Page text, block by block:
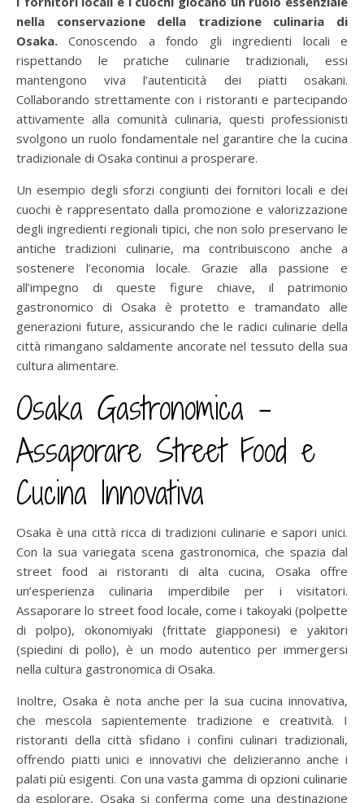
nella conservazione della tradizione culinaria di
Osaka. Conoscendo a fondo gli ingredienti locali e
rispettando le pratiche culinarie tradizionali, essi
mantengono viva l’autenticità dei piatti osakani.
Collaborando strettamente con i ristoranti e partecipando
attivamente alla comunità culinaria, questi professionisti
svolgono un ruolo fondamentale nel garantire che la cucina
tradizionale di Osaka continui a prosperare.
Un esempio degli sforzi congiunti dei fornitori locali e dei
cuochi è rappresentato dalla promozione e valorizzazione
degli ingredienti regionali tipici, che non solo preservano le
antiche tradizioni culinarie, ma contribuiscono anche a
sostenere l’economia locale. Grazie alla passione e
all’impegno di queste figure chiave, il patrimonio
gastronomico di Osaka è protetto e tramandato alle
generazioni future, assicurando che le radici culinarie della
città rimangano saldamente ancorate nel tessuto della sua
cultura alimentare.
Osaka Gastronomica –
Assaporare Street Food e
Cucina Innovativa
Osaka è una città ricca di tradizioni culinarie e sapori unici.
Con la sua variegata scena gastronomica, che spazia dal
street food ai ristoranti di alta cucina, Osaka offre
un’esperienza culinaria imperdibile per i visitatori.
Assaporare lo street food locale, come i takoyaki (polpette
di polpo), okonomiyaki (frittate giapponesi) e yakitori
(spiedini di pollo), è un modo autentico per immergersi
nella cultura gastronomica di Osaka.
Inoltre, Osaka è nota anche per la sua cucina innovativa,
che mescola sapientemente tradizione e creatività. I
ristoranti della città sfidano i confini culinari tradizionali,
offrendo piatti unici e innovativi che delizieranno anche i
palati più esigenti. Con una vasta gamma di opzioni culinarie
da esplorare, Osaka si conferma come una destinazione